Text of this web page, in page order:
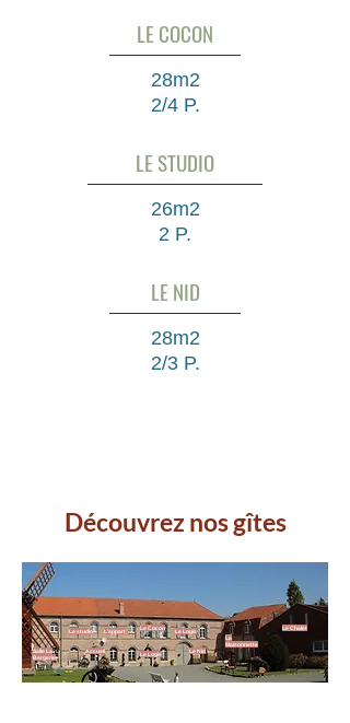
LE COCON
28m2
2/4 P.
LE STUDIO
26m2
2 P.
LE NID
28m2
2/3 P.
Découvrez nos gîtes
Le Nid
L'appart
La studio Le Logis
Le Logis
La
Maisonnette
Le Chalet
Accueil
Salle La
Bergerie
Le Cocon